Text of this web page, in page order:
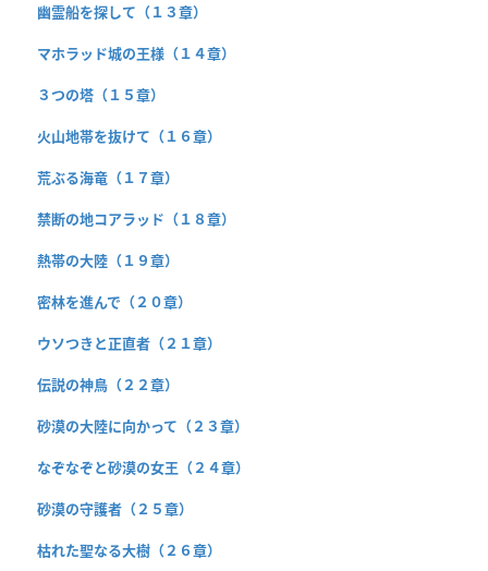
幽霊船を探して（１３章）
マホラッド城の王様（１４章）
３つの塔（１５章）
火山地帯を抜けて（１６章）
荒ぶる海竜（１７章）
禁断の地コアラッド（１８章）
熱帯の大陸（１９章）
密林を進んで（２０章）
ウソつきと正直者（２１章）
伝説の神鳥（２２章）
砂漠の大陸に向かって（２３章）
なぞなぞと砂漠の女王（２４章）
砂漠の守護者（２５章）
枯れた聖なる大樹（２６章）